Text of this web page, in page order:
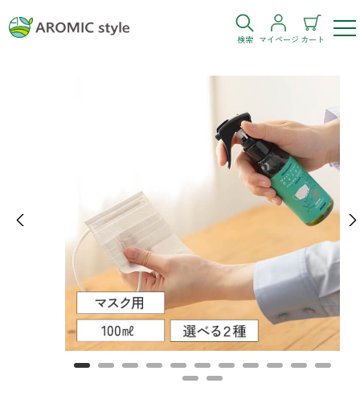
検索 マイページ カート
購入履歴
お部屋・シーン
トイレ
トイレ空間を快適にしたい
寝室
ぐっすり眠れる空間にしたい
目的・お悩み
消臭
製品タイプ